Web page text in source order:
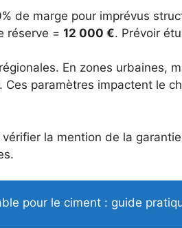
de marge pour imprévus
réserve = 12 000 €. Prévoir
En zones urbaines,
Ces paramètres impactent le
la mention de la
pour le ciment : guide